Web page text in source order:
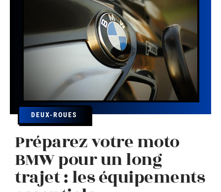
DEUX-ROUES
Préparez votre moto
BMW pour un long
trajet : les équipements